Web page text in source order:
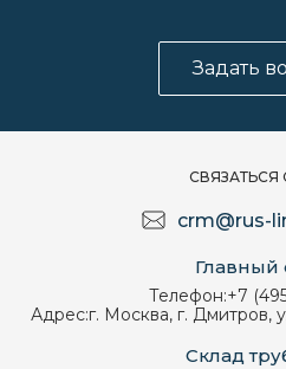
Задать
СВЯЗАТЬСЯ
crm@rus-
Главный
Телефон:+7
Адрес:г. Москва, г. Дмитров,
Склад